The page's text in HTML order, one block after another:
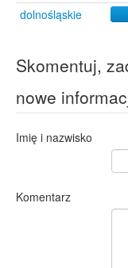
dolnośląskie
Skomentuj,
nowe
Imię i nazwisko
Komentarz